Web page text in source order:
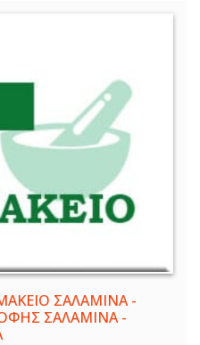
ΣΑΛΑΜΙΝΑ -
ΣΑΛΑΜΙΝΑ -